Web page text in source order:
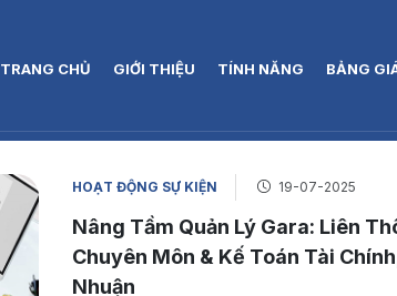
TRANG CHỦ GIỚI THIỆU TÍNH NĂNG BẢNG
HOẠT ĐỘNG SỰ KIỆN 19-07-2025
Nâng Tầm Quản Lý Gara: Liên
Chuyên Môn & Kế Toán Tài
Nhuận